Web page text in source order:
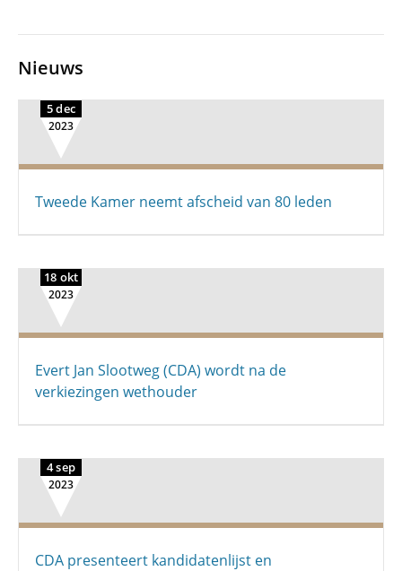
Nieuws
5 dec
2023
Tweede Kamer neemt afscheid van 80 leden
18 okt
2023
Evert Jan Slootweg (CDA) wordt na de
verkiezingen wethouder
4 sep
2023
CDA presenteert kandidatenlijst en